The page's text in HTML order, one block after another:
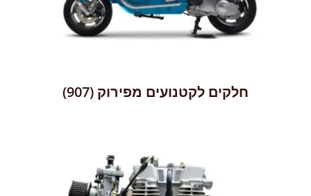
חלקים לקטנועים מפירוק(907)